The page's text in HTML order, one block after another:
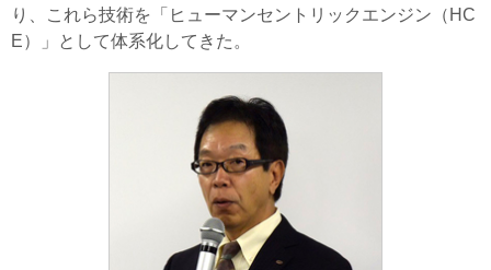
り、これら技術を「ヒューマンセントリックエンジン（HC
E）」として体系化してきた。